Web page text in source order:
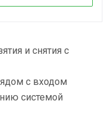
и снятия с
с входом
системой